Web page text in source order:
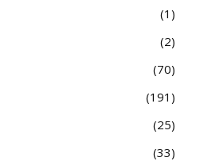
1
2
70
191
25
33